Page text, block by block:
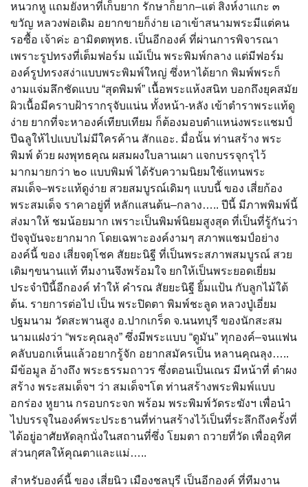
หนวกหู แถมยังหาที่เก็บยาก รักษาก็ยาก–แต่ สิงห์งาแกะ ๓
ขวัญ หลวงพ่อเดิม อยากขายก็ง่าย เอาเข้าสนามพระมีแต่คน
รอซื้อ เจ้าค่ะ อามิตตพุทธ. เป็นอีกองค์ ที่ผ่านการพิจารณา
เพราะรูปทรงที่เต็มฟอร์ม แม้เป็น พระพิมพ์กลาง แต่มีฟอร์ม
องค์รูปทรงสง่าแบบพระพิมพ์ใหญ่ ซึ่งหาได้ยาก พิมพ์พระก็
งามแจ่มลึกชัดแบบ “สุดพิมพ์” เนื้อพระแห้งสนิท บอกถึงยุคสมัย
ผิวเนื้อมีคราบฝ้ารากรุจับแน่น ทั้งหน้า-หลัง เข้าตำราพระแท้ดู
ง่าย ยากที่จะหาองค์เทียบเทียม ก็ต้องมอบตำแหน่งพระแชมป์
ปีฉลูให้ไปแบบไม่มีใครค้าน สักแอะ. มื่อนั้น ท่านสร้าง พระ
พิมพ์ ด้วย ผงพุทธคุณ ผสมผงใบลานเผา แจกบรรจุกรุไว้
มากมายกว่า ๒๐ แบบพิมพ์ ได้รับความนิยมใช้แทนพระ
สมเด็จ–พระแท้ดูง่าย สวยสมบูรณ์เดิมๆ แบบนี้ ของ เสี่ยก้อง
พระสมเด็จ ราคาอยู่ที่ หลักแสนต้น–กลาง….. ปีนี้ มีภาพพิมพ์นี้
ส่งมาให้ ชมน้อยมาก เพราะเป็นพิมพ์นิยมสูงสุด ที่เป็นที่รู้กันว่า
ปัจจุบันจะยากมาก โดยเฉพาะองค์งามๆ สภาพแชมป์อย่าง
องค์นี้ ของ เสี่ยจตุโชค สัยยะนิฐี ที่เป็นพระสภาพสมบูรณ์ สวย
เดิมๆขนานแท้ ทีมงานจึงพร้อมใจ ยกให้เป็นพระยอดเยี่ยม
ประจำปีนี้อีกองค์ ทำให้ คำรณ สัยยะนิฐี ยิ้มแป้น กับลูกไม้ใต้
ต้น. รายการต่อไป เป็น พระปิดตา พิมพ์ชะลูด หลวงปู่เอี่ยม
ปฐมนาม วัดสะพานสูง อ.ปากเกร็ด จ.นนทบุรี ของนักสะสม
นามแฝงว่า “พระคุณลุง” ซึ่งมีพระแบบ “ดูมัน” ทุกองค์–จนแฟน
คลับบอกเห็นแล้วอยากรู้จัก อยากสมัครเป็น หลานคุณลุง…..
มีข้อมูล อ้างถึง พระธรรมถาวร ซึ่งตอนเป็นเณร มีหน้าที่ ตำผง
สร้าง พระสมเด็จฯ ว่า สมเด็จฯโต ท่านสร้างพระพิมพ์แบบ
อกร่อง หูยาน กรอบกระจก พร้อม พระพิมพ์วัดระฆังฯ เพื่อนำ
ไปบรรจุในองค์พระประธานที่ท่านสร้างไว้เป็นที่ระลึกถึงครั้งที่
ได้อยู่อาศัยหัดลุกนั่งในสถานที่ซึ่ง โยมตา ถวายที่วัด เพื่ออุทิศ
ส่วนกุศลให้คุณตาและแม่…..
สำหรับองค์นี้ ของ เสี่ยนิว เมืองชลบุรี เป็นอีกองค์ ที่ทีมงาน